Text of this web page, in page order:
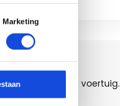
Marketing
voor dit voertuig.
kost ook geld!